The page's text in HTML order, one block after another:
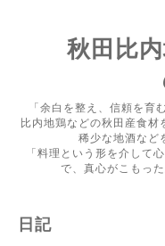
秋田比
「余白を整え、信頼を育
比内地鶏などの秋田産食
稀少な地酒など
「料理という形を介して
で、真心がこもっ
日記